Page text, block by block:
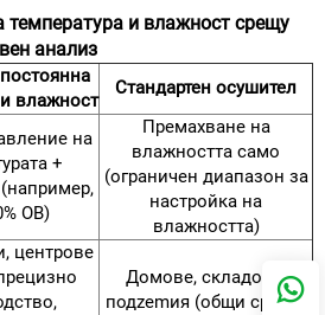
температура и влажност срещу
анализ
влажност
Стандартен осушител
на
+
ОВ)
Премахване на
влажността само
(ограничен диапазон за
настройка на
влажността)
центрове
Домове, складове,
подzemия (общи среди)